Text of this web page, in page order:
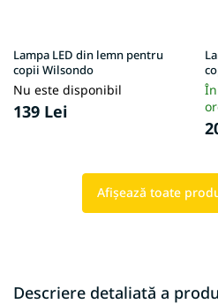
Lampa LED din lemn pentru
copii Wilsondo
Nu este disponibil
139 Lei
Afişează toate
Descriere detaliată a